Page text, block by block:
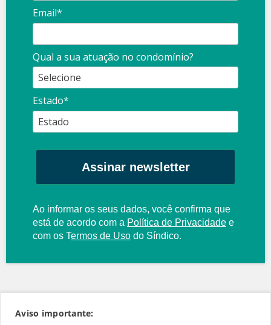
Email*
Qual a sua atuação no condomínio?
Estado*
Assinar newsletter
Ao informar os seus dados, você confirma que
está de acordo com a Política de Privacidade e
com os Termos de Uso do Síndico.
Aviso importante: